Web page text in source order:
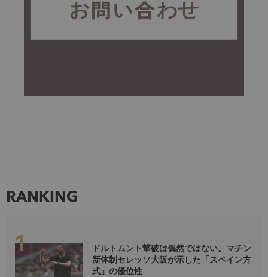
RANKING
ドルトムント撃破は偶然ではない。マチン
新体制セレッソ大阪が示した「スペイン方
式」の優位性